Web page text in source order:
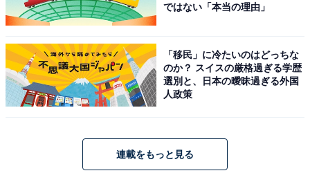
ではない「本当の理由」
「移民」に冷たいのはどっちな
のか？ スイスの厳格過ぎる学歴
選別と、日本の曖昧過ぎる外国
人政策
連載をもっと見る